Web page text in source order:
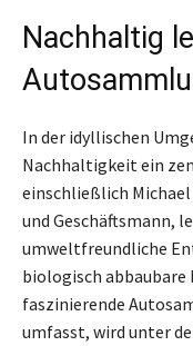
Nachhaltig
In der idyllischen
Nachhaltigkeit ein
einschließlich
und Geschäftsmann,
umweltfreundliche
biologisch abbaubare
faszinierende
umfasst, wird unter